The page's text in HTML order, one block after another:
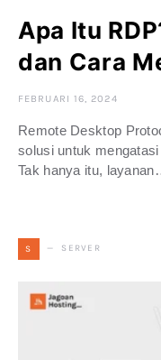
Apa Itu
dan Cara
FEBRUARI 16, 2024
Remote Desktop
solusi untuk
Tak hanya itu,
S SERVER